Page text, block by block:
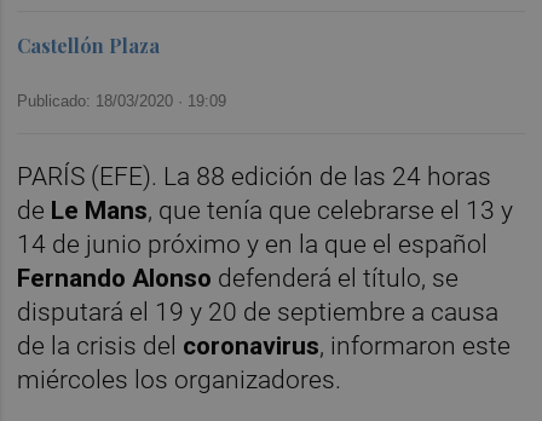
Castellón Plaza
Publicado: 18/03/2020 · 19:09
PARÍS (EFE). La 88 edición de las 24 horas
de Le Mans, que tenía que celebrarse el 13 y
14 de junio próximo y en la que el español
Fernando Alonso defenderá el título, se
disputará el 19 y 20 de septiembre a causa
de la crisis del coronavirus, informaron este
miércoles los organizadores.